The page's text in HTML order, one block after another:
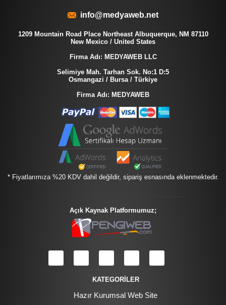
info@medyaweb.net
1209 Mountain Road Place Northeast Albuquerque, NM 87110
New Mexico / United States
Firma Adı: MEDYAWEB LLC
Selimiye Mah. Tarhan Sok. No:1 D:5
Osmangazi / Bursa / Türkiye
Firma Adı: MEDYAWEB
* Fiyatlarımıza %20 KDV dahil değildir, sipariş esnasında eklenmektedir.
Açık Kaynak Platformumuz;
KATEGORİLER
Hazır Kurumsal Web Site